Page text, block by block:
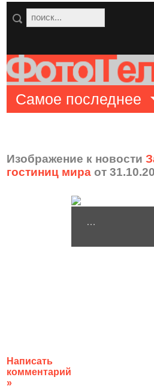
Самое последнее
Изображение к новости
гостиниц мира от
Написать
комментарий
»
…